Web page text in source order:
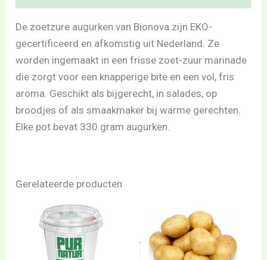
De zoetzure augurken van Bionova zijn EKO-
gecertificeerd en afkomstig uit Nederland. Ze
worden ingemaakt in een frisse zoet-zuur marinade
die zorgt voor een knapperige bite en een vol, fris
aroma. Geschikt als bijgerecht, in salades, op
broodjes of als smaakmaker bij warme gerechten.
Elke pot bevat 330 gram augurken.
Gerelateerde producten